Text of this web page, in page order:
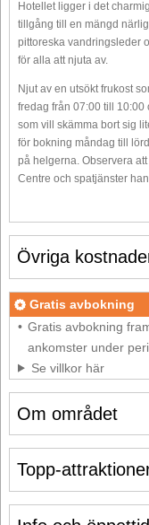
Hotellet ligger i det
tillgång till en mängd
pittoreska vandringsleder
för alla att njuta av.
Njut av en utsökt frukost
fredag från 07:00 till 10:00
som vill skämma bort sig
för bokning måndag till
på helgerna. Observera
Centre och spatjänster
Om området
Övriga
Gratis avbokning
Gratis avbokning
ankomster under
Se villkor här
Topp-